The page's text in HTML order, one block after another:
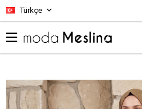
Türkçe